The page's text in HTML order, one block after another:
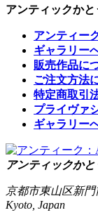
アンティックか
アンティー
ギャラリー
販売作品に
ご注文方法
特定商取引
プライヴァ
ギャラリー
アンティックかと
京都市東山区新
Kyoto, Japan